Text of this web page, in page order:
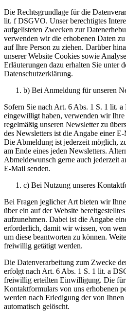
Die Rechtsgrundlage für die
lit. f DSGVO. Unser berechtigtes
aufgelisteten Zwecken zur
verwenden wir die erhobenen Daten
auf Ihre Person zu ziehen. Darüber
unserer Website Cookies sowie
Erläuterungen dazu erhalten Sie unter
Datenschutzerklärung.
b) Bei Anmeldung für unseren
Sofern Sie nach Art. 6 Abs. 1 S. 1 lit.
eingewilligt haben, verwenden wir
regelmäßig unseren Newsletter zu
des Newsletters ist die Angabe einer
Die Abmeldung ist jederzeit möglich,
am Ende eines jeden Newsletters.
Abmeldewunsch gerne auch jederzeit
E-Mail senden.
c) Bei Nutzung unseres
Bei Fragen jeglicher Art bieten wir
über ein auf der Website
aufzunehmen. Dabei ist die Angabe
erforderlich, damit wir wissen, von
um diese beantworten zu können.
freiwillig getätigt werden.
Die Datenverarbeitung zum Zwecke
erfolgt nach Art. 6 Abs. 1 S. 1 lit. a
freiwillig erteilten Einwilligung. Die für
Kontaktformulars von uns erhobenen
werden nach Erledigung der von
automatisch gelöscht.